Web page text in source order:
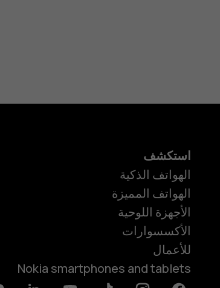
استكشف
الهواتف الذكية
الهواتف المميزة
الأجهزة اللوحية
الأكسسوارات
للأعمال
Nokia smartphones and tablets